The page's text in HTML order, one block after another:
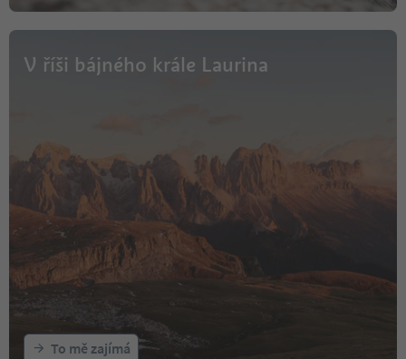
V říši bájného krále Laurina
To mě zajímá